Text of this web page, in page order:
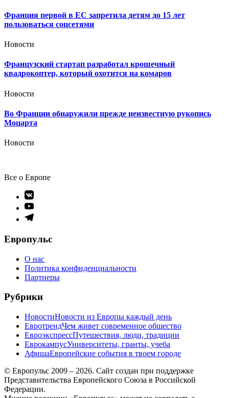
Франция первой в ЕС запретила детям до 15 лет
пользоваться соцсетями
Новости
Французский стартап разработал крошечный
квадрокоптер, который охотится на комаров
Новости
Во Франции обнаружили прежде неизвестную рукопись
Моцарта
Новости
Все о Европе
Элемент
меню
Элемент
меню
Элемент
Европульс
О нас
Политика конфиденциальности
Партнеры
Рубрики
НовостиНовости из Европы каждый день
ЕвротрендЧем живет современное общество
ЕвроэкспрессПутешествия, люди, традиции
ЕврокампусУниверситеты, гранты, учеба
АфишаЕвропейские события в твоем городе
© Европульс 2009 – 2026. Сайт создан при поддержке
Представительства Европейского Союза в Российской
Федерации.